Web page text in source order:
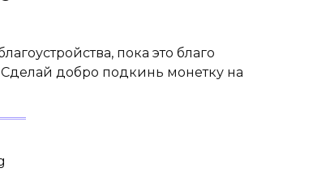
пока это благо
добро подкинь монетку на